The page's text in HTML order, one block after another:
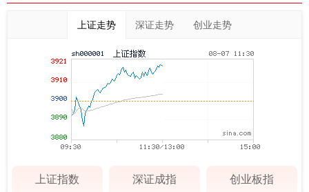
上证走势 深证走势 创业走势
上证指数 深证成指 创业板指